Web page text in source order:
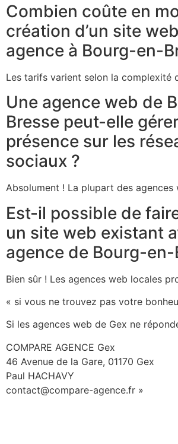
Combien coûte en
création d’un site
agence à Bourg-en-
Les tarifs varient selon la complexité
Une agence web de
Bresse peut-elle
présence sur les
sociaux ?
Absolument ! La plupart des
Est-il possible de
un site web existant
agence de Bourg-en-
Bien sûr ! Les agences web locales
« si vous ne trouvez pas votre
Si les agences web de Gex ne
COMPARE AGENCE Gex
46 Avenue de la Gare, 01170 Gex
Paul HACHAVY
contact@compare-agence.fr »